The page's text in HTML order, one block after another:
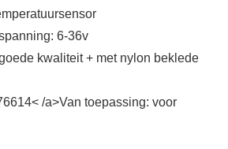
6-36v
kwaliteit + met nylon beklede
/a>Van toepassing: voor